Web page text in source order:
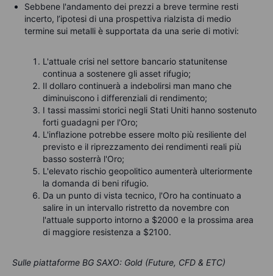
Sebbene l'andamento dei prezzi a breve termine resti
incerto, l’ipotesi di una prospettiva rialzista di medio
termine sui metalli è supportata da una serie di motivi:
L'attuale crisi nel settore bancario statunitense
continua a sostenere gli asset rifugio;
Il dollaro continuerà a indebolirsi man mano che
diminuiscono i differenziali di rendimento;
I tassi massimi storici negli Stati Uniti hanno sostenuto
forti guadagni per l'Oro;
L'inflazione potrebbe essere molto più resiliente del
previsto e il riprezzamento dei rendimenti reali più
basso sosterrà l'Oro;
L'elevato rischio geopolitico aumenterà ulteriormente
la domanda di beni rifugio.
Da un punto di vista tecnico, l'Oro ha continuato a
salire in un intervallo ristretto da novembre con
l'attuale supporto intorno a $2000 e la prossima area
di maggiore resistenza a $2100.
Sulle piattaforme BG SAXO: Gold (Future, CFD & ETC)